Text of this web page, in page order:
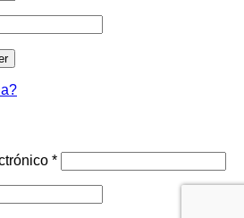
*Obligatorio